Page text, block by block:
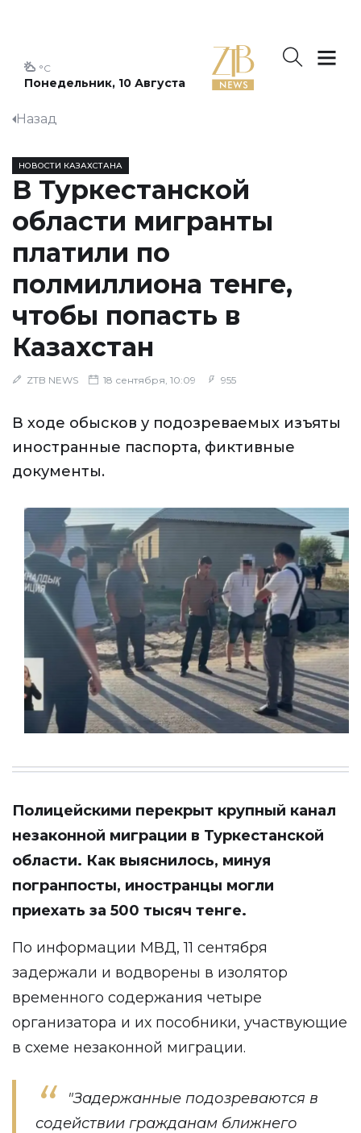
Понедельник, 10 Августа
°C
Назад
НОВОСТИ КАЗАХСТАНА
В Туркестанской
области мигранты
платили по
полмиллиона тенге,
чтобы попасть в
Казахстан
ZTB NEWS 18 сентября, 10:09 955
В ходе обысков у подозреваемых изъяты
иностранные паспорта, фиктивные
документы.
Полицейскими перекрыт крупный канал
незаконной миграции в Туркестанской
области. Как выяснилось, минуя
погранпосты, иностранцы могли
приехать за 500 тысяч тенге.
По информации МВД, 11 сентября
задержали и водворены в изолятор
временного содержания четыре
организатора и их пособники, участвующие
в схеме незаконной миграции.
"Задержанные подозреваются в
содействии гражданам ближнего